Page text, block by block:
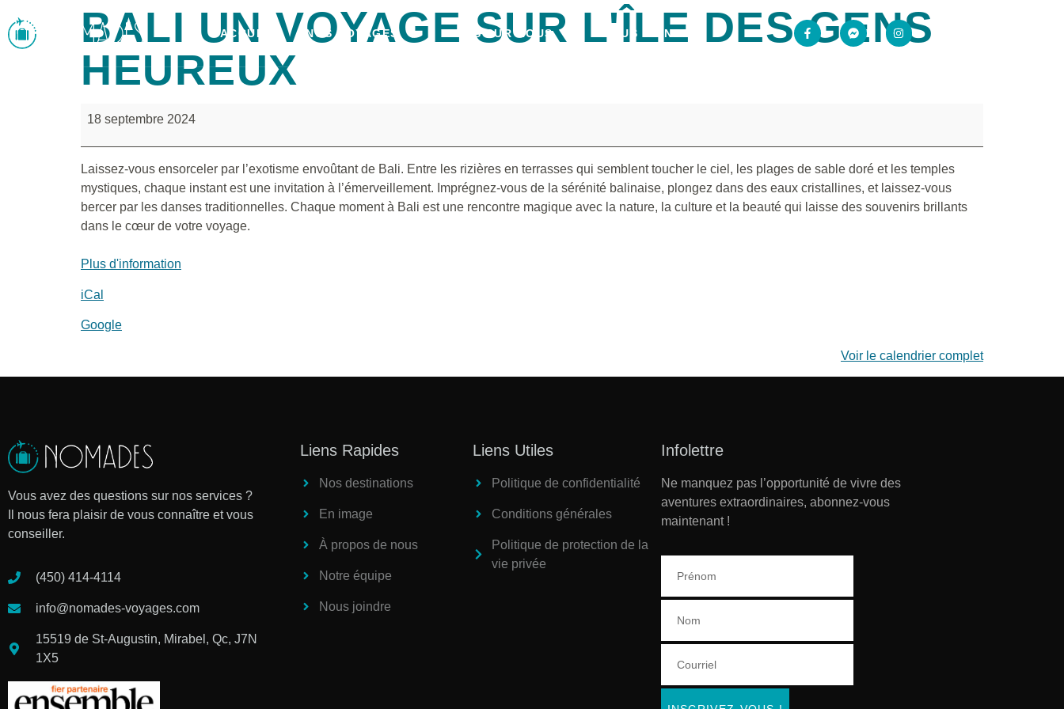
ACCUEIL NOS VOYAGES PLUS SUR NOUS NOUS JOINDRE
BALI UN VOYAGE SUR L'ÎLE DES GENS
HEUREUX
18 septembre 2024
Laissez-vous ensorceler par l’exotisme envoûtant de Bali. Entre les rizières en terrasses qui semblent toucher le ciel, les plages de sable doré et les temples
mystiques, chaque instant est une invitation à l’émerveillement. Imprégnez-vous de la sérénité balinaise, plongez dans des eaux cristallines, et laissez-vous
bercer par les danses traditionnelles. Chaque moment à Bali est une rencontre magique avec la nature, la culture et la beauté qui laisse des souvenirs brillants
dans le cœur de votre voyage.
Plus d'information
iCal
Google
Voir le calendrier complet
Vous avez des questions sur nos services ?
Il nous fera plaisir de vous connaître et vous
conseiller.
(450) 414-4114
info@nomades-voyages.com
15519 de St-Augustin, Mirabel, Qc, J7N
1X5
Liens Rapides
Nos destinations
En image
À propos de nous
Notre équipe
Nous joindre
Liens Utiles
Politique de confidentialité
Conditions générales
Politique de protection de la
vie privée
Infolettre
Ne manquez pas l’opportunité de vivre des
aventures extraordinaires, abonnez-vous
maintenant !